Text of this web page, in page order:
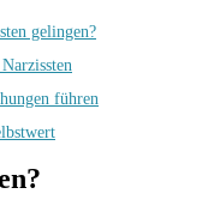
gelingen?
führen